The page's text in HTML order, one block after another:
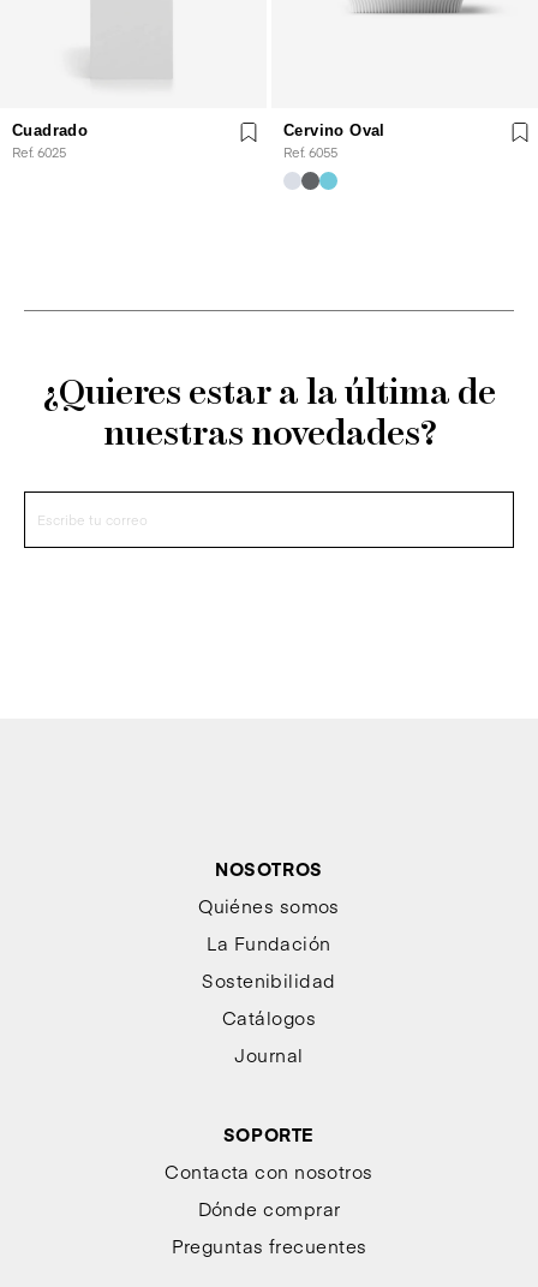
Cuadrado
Ref. 6025
Cervino Oval
Ref. 6055
¿Quieres estar a la última de
nuestras novedades?
NOSOTROS
Quiénes somos
La Fundación
Sostenibilidad
Catálogos
Journal
SOPORTE
Contacta con nosotros
Dónde comprar
Preguntas frecuentes